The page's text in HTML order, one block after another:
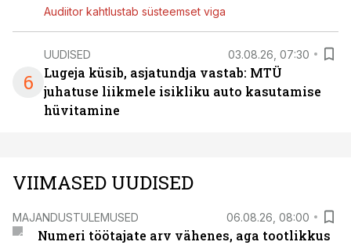
Audiitor kahtlustab süsteemset viga
6
UUDISED 03.08.26, 07:30
Lugeja küsib, asjatundja vastab: MTÜ
juhatuse liikmele isikliku auto kasutamise
hüvitamine
VIIMASED UUDISED
MAJANDUSTULEMUSED 06.08.26, 08:00
Numeri töötajate arv vähenes, aga tootlikkus